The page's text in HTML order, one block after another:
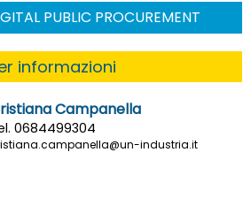
PUBLIC PROCUREMENT
informazioni
Campanella
0684499304
industria.it